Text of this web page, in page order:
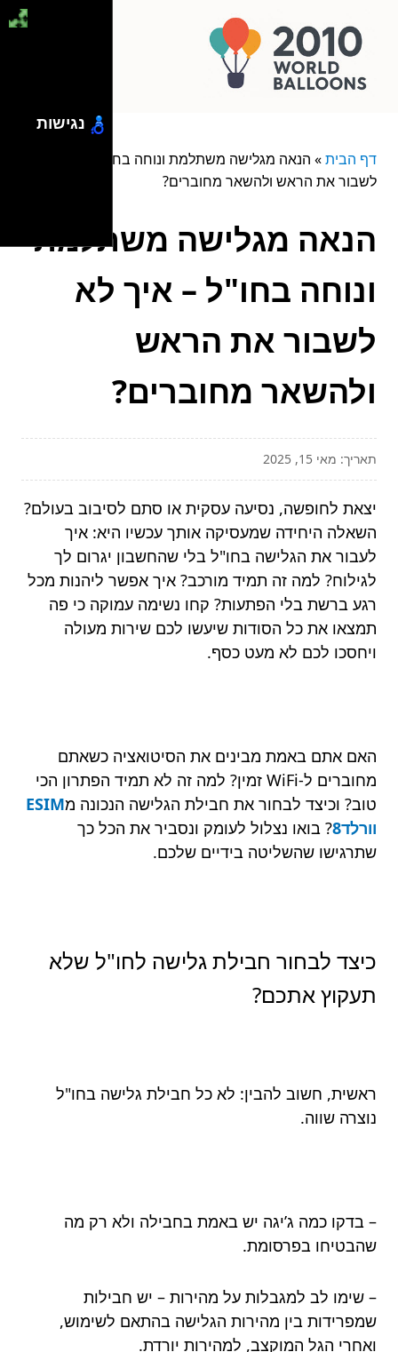
דף הבית» הנאה מגלישה משתלמת ונוחה בחו"ל – איך לא
לשבור את הראש ולהשאר מחוברים?
הנאה מגלישה משתלמת
ונוחה בחו"ל – איך לא
לשבור את הראש
ולהשאר מחוברים?
תאריך: מאי 15, 2025
יצאת לחופשה, נסיעה עסקית או סתם לסיבוב בעולם?
השאלה היחידה שמעסיקה אותך עכשיו היא: איך
לעבור את הגלישה בחו"ל בלי שהחשבון יגרום לך
לגילוח? למה זה תמיד מורכב? איך אפשר ליהנות מכל
רגע ברשת בלי הפתעות? קחו נשימה עמוקה כי פה
תמצאו את כל הסודות שיעשו לכם שירות מעולה
ויחסכו לכם לא מעט כסף.
האם אתם באמת מבינים את הסיטואציה כשאתם
מחוברים ל-WiFi זמין? למה זה לא תמיד הפתרון הכי
טוב? וכיצד לבחור את חבילת הגלישה הנכונה מESIM
וורלד8 ? בואו נצלול לעומק ונסביר את הכל כך
שתרגישו שהשליטה בידיים שלכם.
כיצד לבחור חבילת גלישה לחו"ל שלא
תעקוץ אתכם?
ראשית, חשוב להבין: לא כל חבילת גלישה בחו"ל
נוצרה שווה.
– בדקו כמה ג’יגה יש באמת בחבילה ולא רק מה
שהבטיחו בפרסומת.
– שימו לב למגבלות על מהירות – יש חבילות
שמפרידות בין מהירות הגלישה בהתאם לשימוש,
ואחרי הגל המוקצב, למהירות יורדת.
נגישות